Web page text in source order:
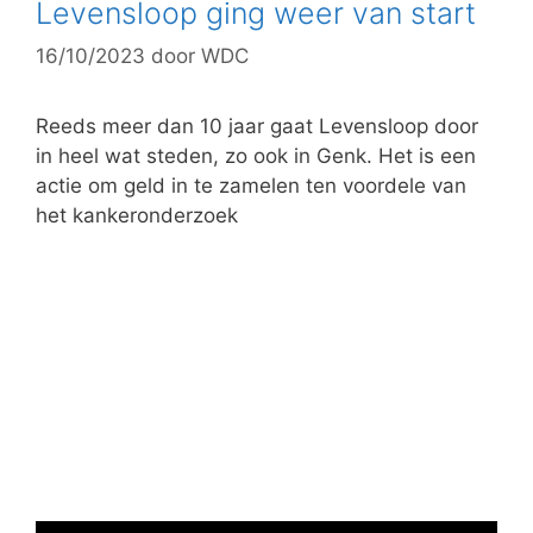
r
e
ë
n
Levensloop ging weer van start
16/10/2023 door WDC
Reeds meer dan 10 jaar gaat Levensloop door
in heel wat steden, zo ook in Genk. Het is een
actie om geld in te zamelen ten voordele van
het kankeronderzoek